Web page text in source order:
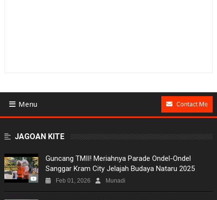
Menu
NEWS
Contact Me
JAGOAN KITE
Guncang TMII! Meriahnya Parade Ondel-Ondel
Sanggar Kram City Jelajah Budaya Nataru 2025
Feb 01, 2026 Munadi